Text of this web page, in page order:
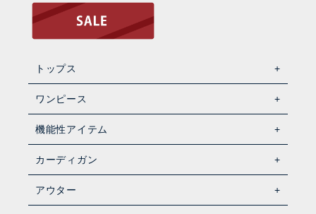
トップス
ワンピース
機能性アイテム
カーディガン
アウター